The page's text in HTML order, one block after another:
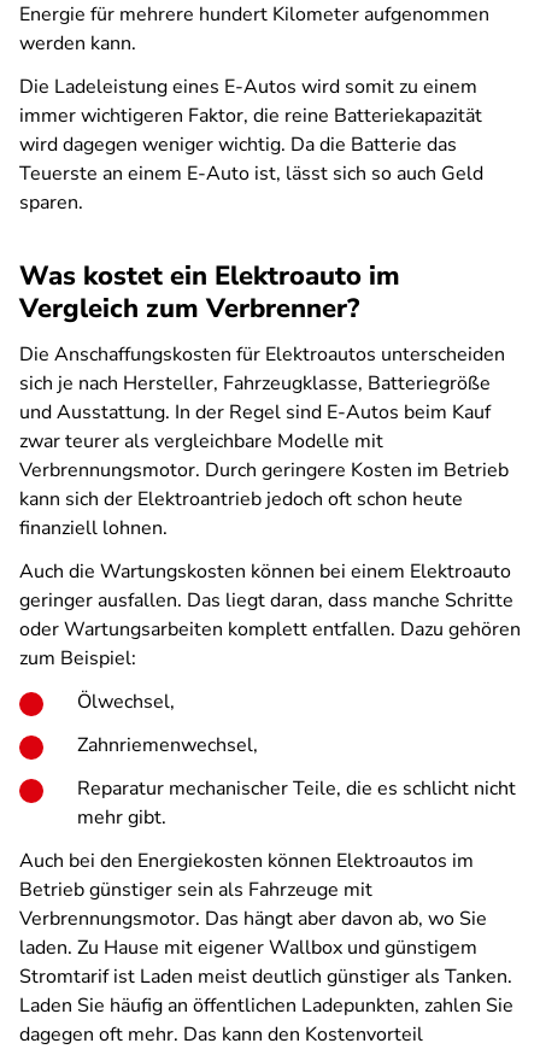
Energie für mehrere hundert Kilometer aufgenommen
werden kann.
Die Ladeleistung eines E-Autos wird somit zu einem
immer wichtigeren Faktor, die reine Batteriekapazität
wird dagegen weniger wichtig. Da die Batterie das
Teuerste an einem E-Auto ist, lässt sich so auch Geld
sparen.
Was kostet ein Elektroauto im
Vergleich zum Verbrenner?
Die Anschaffungskosten für Elektroautos unterscheiden
sich je nach Hersteller, Fahrzeugklasse, Batteriegröße
und Ausstattung. In der Regel sind E-Autos beim Kauf
zwar teurer als vergleichbare Modelle mit
Verbrennungsmotor. Durch geringere Kosten im Betrieb
kann sich der Elektroantrieb jedoch oft schon heute
finanziell lohnen.
Auch die Wartungskosten können bei einem Elektroauto
geringer ausfallen. Das liegt daran, dass manche Schritte
oder Wartungsarbeiten komplett entfallen. Dazu gehören
zum Beispiel:
Ölwechsel,
Zahnriemenwechsel,
Reparatur mechanischer Teile, die es schlicht nicht
mehr gibt.
Auch bei den Energiekosten können Elektroautos im
Betrieb günstiger sein als Fahrzeuge mit
Verbrennungsmotor. Das hängt aber davon ab, wo Sie
laden. Zu Hause mit eigener Wallbox und günstigem
Stromtarif ist Laden meist deutlich günstiger als Tanken.
Laden Sie häufig an öffentlichen Ladepunkten, zahlen Sie
dagegen oft mehr. Das kann den Kostenvorteil